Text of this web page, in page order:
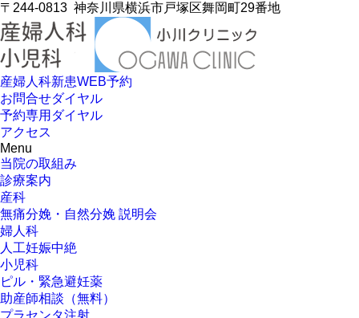
〒244-0813 神奈川県横浜市戸塚区舞岡町29番地
産婦人科新患WEB予約
お問合せダイヤル
予約専用ダイヤル
アクセス
Menu
当院の取組み
診療案内
産科
無痛分娩・自然分娩 説明会
婦人科
人工妊娠中絶
小児科
ピル・緊急避妊薬
助産師相談（無料）
プラセンタ注射